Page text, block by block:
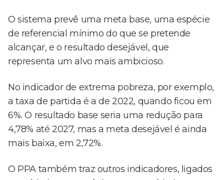
O sistema prevê uma meta base, uma espécie
de referencial mínimo do que se pretende
alcançar, e o resultado desejável, que
representa um alvo mais ambicioso.
No indicador de extrema pobreza, por exemplo,
a taxa de partida é a de 2022, quando ficou em
6%. O resultado base seria uma redução para
4,78% até 2027, mas a meta desejável é ainda
mais baixa, em 2,72%.
O PPA também traz outros indicadores, ligados